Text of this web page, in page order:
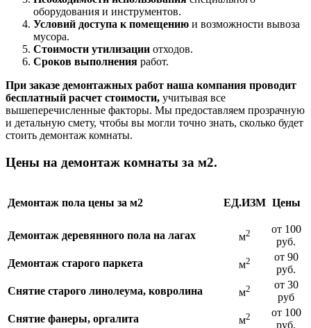
оборудования и инструментов.
Условий доступа к помещению и возможности вывоза
мусора.
Стоимости утилизации отходов.
Сроков выполнения работ.
При заказе демонтажных работ наша компания проводит
бесплатный расчет стоимости, учитывая все
вышеперечисленные факторы. Мы предоставляем прозрачную
и детальную смету, чтобы вы могли точно знать, сколько будет
стоить демонтаж комнаты.
Цены на демонтаж комнаты за м2.
Демонтаж пола цены за м2 ЕД.ИЗМ Цены
Демонтаж деревянного пола на лагах м2
от 100
руб.
Демонтаж старого паркета
м2
от 90
руб.
Снятие старого линолеума, ковролина
м2
от 30
руб
Снятие фанеры, оргалита
м2
от 100
руб.